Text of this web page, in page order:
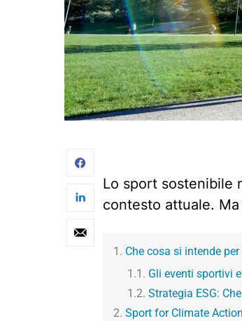
Lo sport sostenibile
contesto attuale.
Che cosa si intende
Gli eventi sportivi
Strategia ESG:
Sport for Climate Action